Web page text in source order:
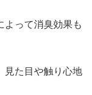
よって消臭効果も
見た目や触り心地